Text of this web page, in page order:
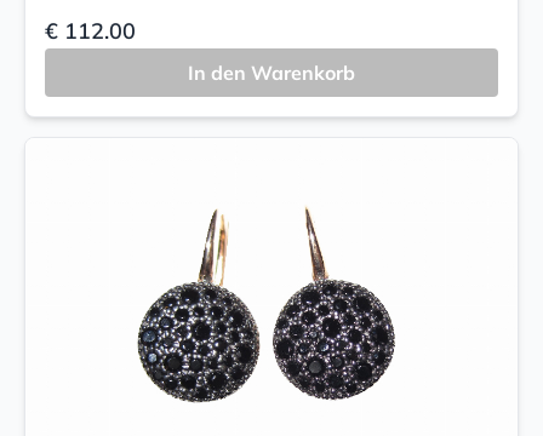
€ 112.00
In den Warenkorb